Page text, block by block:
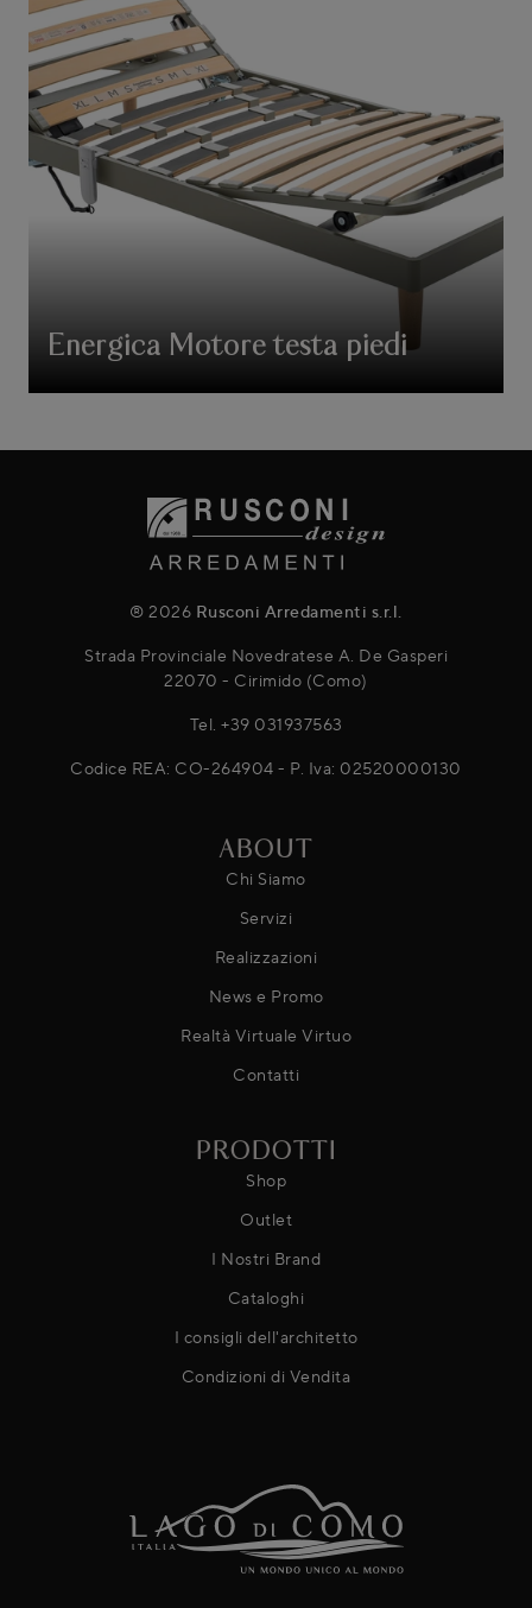
Energica Motore testa piedi
® 2026 Rusconi Arredamenti s.r.l.
Strada Provinciale Novedratese A. De Gasperi
22070 - Cirimido (Como)
Tel. +39 031937563
Codice REA: CO-264904 - P. Iva: 02520000130
ABOUT
Chi Siamo
Servizi
Realizzazioni
News e Promo
Realtà Virtuale Virtuo
Contatti
PRODOTTI
Shop
Outlet
I Nostri Brand
Cataloghi
I consigli dell'architetto
Condizioni di Vendita